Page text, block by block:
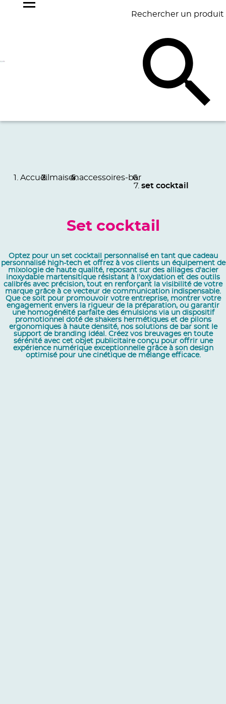
Rechercher un produit
BAGAGERIE BUREAU
Accueil maisonaccessoires-bar
set cocktail
Set cocktail
Optez pour un set cocktail personnalisé en tant que cadeau
personnalisé high-tech et offrez à vos clients un équipement de
mixologie de haute qualité, reposant sur des alliages d'acier
inoxydable martensitique résistant à l'oxydation et des outils
calibrés avec précision, tout en renforçant la visibilité de votre
marque grâce à ce vecteur de communication indispensable.
Que ce soit pour promouvoir votre entreprise, montrer votre
engagement envers la rigueur de la préparation, ou garantir
une homogénéité parfaite des émulsions via un dispositif
promotionnel doté de shakers hermétiques et de pilons
ergonomiques à haute densité, nos solutions de bar sont le
support de branding idéal. Créez vos breuvages en toute
sérénité avec cet objet publicitaire conçu pour offrir une
expérience numérique exceptionnelle grâce à son design
optimisé pour une cinétique de mélange efficace.